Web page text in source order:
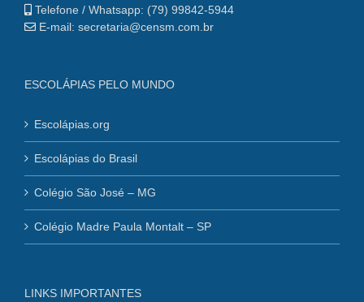
Telefone / Whatsapp: (79) 99842-5944
E-mail: secretaria@censm.com.br
ESCOLÁPIAS PELO MUNDO
Escolápias.org
Escolápias do Brasil
Colégio São José – MG
Colégio Madre Paula Montalt – SP
LINKS IMPORTANTES